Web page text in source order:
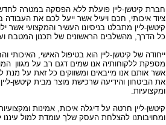
חברת קיטשן-ליין פועלת ללא הפסקה במטרה
ציוד איכותי, חכם ויעיל אשר ייעל לכם את
קיטשן-ליין מתבלט בניסיונו העשיר והמקצועי אשר
כל הדרך, מהשלבים הראשונים של תכנון המטבח
ייחודה של קיטשן-ליין הוא בטיפול האישי, האיכותי
מספקת ללקוחותיה אנו שמים דגם רב על מגוון
אשר אותם אנו מייבאים ומשווקים כל זאת על מנת
את הביטחון והידיעה שרכישת מוצר מבית קיטשן-
ומקצועיות.
קיטשן-ליין חרטה על דיגלה איכות, אמינות
ומחויבותנו להצלחת העסק שלך עומדת למול